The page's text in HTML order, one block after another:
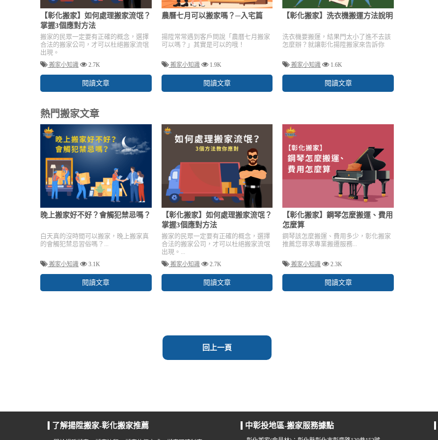
【彰化搬家】如何處理搬家流氓？
掌握3個應對方法
搬家的民眾一定要有正確的概念，選擇
合法的搬家公司，才可以杜絕搬家流氓
出現。
搬家小知識 2.7K
閱讀文章
農曆七月可以搬家嗎？─入宅篇
揚陞常常遇到客戶問說「農曆七月搬家
可以嗎？」其實是可以的哦！
搬家小知識 1.9K
閱讀文章
【彰化搬家】洗衣機搬運方法說明
洗衣機要搬運，結果門太小了進不去該
怎麼辦？就讓彰化揚陞搬家來告訴你
搬家小知識 1.6K
閱讀文章
熱門搬家文章
晚上搬家好不好？會觸犯禁忌嗎？
白天真的沒時間可以搬家，晚上搬家真
的會觸犯禁忌習俗嗎？...
搬家小知識 3.1K
閱讀文章
【彰化搬家】如何處理搬家流氓？
掌握3個應對方法
搬家的民眾一定要有正確的概念，選擇
合法的搬家公司，才可以杜絕搬家流氓
出現。...
搬家小知識 2.7K
閱讀文章
【彰化搬家】鋼琴怎麼搬運、費用
怎麼算
鋼琴該怎麼搬運、費用多少，彰化搬家
推薦您尋求專業搬遷服務...
搬家小知識 2.3K
閱讀文章
回上一頁
了解揚陞搬家-彰化搬家推薦 中彰投地區-搬家服務據點